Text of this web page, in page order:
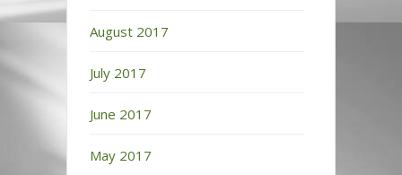
August 2017
July 2017
June 2017
May 2017